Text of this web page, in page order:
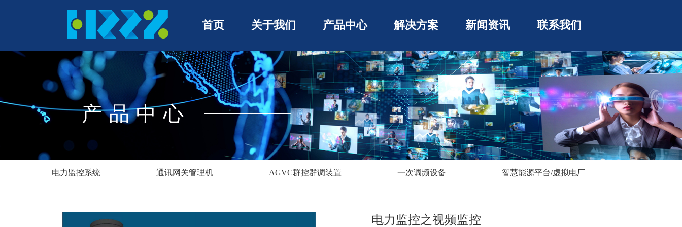
首页 关于我们 产品中心 解决方案 新闻资讯 联系我们
产品中心
电力监控系统 通讯网关管理机 AGVC群控群调装置 一次调频设备 智慧能源平台/虚拟电厂
电力监控之视频监控